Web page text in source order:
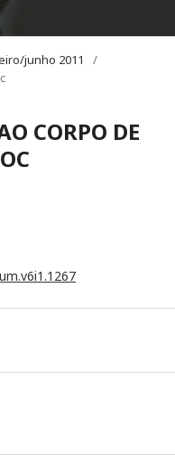
junho 2011
/
CORPO DE